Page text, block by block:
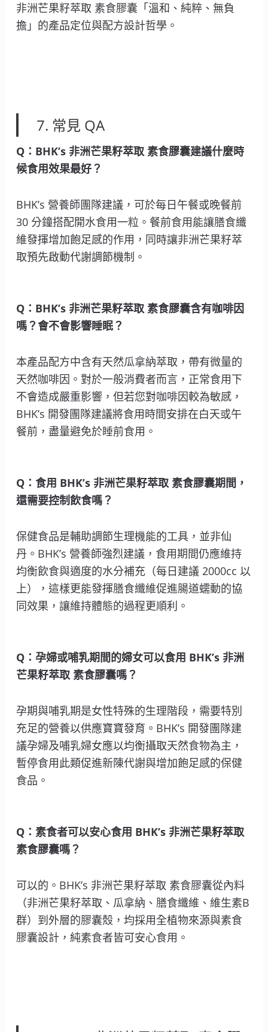
非洲芒果籽萃取 素食膠囊「溫和、純粹、無負
擔」的產品定位與配方設計哲學。
7. 常見 QA
Q：BHK’s 非洲芒果籽萃取 素食膠囊建議什麼時
候食用效果最好？
BHK’s 營養師團隊建議，可於每日午餐或晚餐前
30 分鐘搭配開水食用一粒。餐前食用能讓膳食纖
維發揮增加飽足感的作用，同時讓非洲芒果籽萃
取預先啟動代謝調節機制。
Q：BHK’s 非洲芒果籽萃取 素食膠囊含有咖啡因
嗎？會不會影響睡眠？
本產品配方中含有天然瓜拿納萃取，帶有微量的
天然咖啡因。對於一般消費者而言，正常食用下
不會造成嚴重影響，但若您對咖啡因較為敏感，
BHK’s 開發團隊建議將食用時間安排在白天或午
餐前，盡量避免於睡前食用。
Q：食用 BHK’s 非洲芒果籽萃取 素食膠囊期間，
還需要控制飲食嗎？
保健食品是輔助調節生理機能的工具，並非仙
丹。BHK’s 營養師強烈建議，食用期間仍應維持
均衡飲食與適度的水分補充（每日建議 2000cc 以
上），這樣更能發揮膳食纖維促進腸道蠕動的協
同效果，讓維持體態的過程更順利。
Q：孕婦或哺乳期間的婦女可以食用 BHK’s 非洲
芒果籽萃取 素食膠囊嗎？
孕期與哺乳期是女性特殊的生理階段，需要特別
充足的營養以供應寶寶發育。BHK’s 開發團隊建
議孕婦及哺乳婦女應以均衡攝取天然食物為主，
暫停食用此類促進新陳代謝與增加飽足感的保健
食品。
Q：素食者可以安心食用 BHK’s 非洲芒果籽萃取
素食膠囊嗎？
可以的。BHK’s 非洲芒果籽萃取 素食膠囊從內料
（非洲芒果籽萃取、瓜拿納、膳食纖維、維生素B
群）到外層的膠囊殼，均採用全植物來源與素食
膠囊設計，純素食者皆可安心食用。